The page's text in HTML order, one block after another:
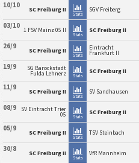
10/10 SC Freiburg II
Stats
SGV Freiberg
03/10 1 FSV Mainz 05 II
Stats
SC Freiburg II
26/9 SC Freiburg II
Stats
Eintracht
Frankfurt II
19/9 SG Barockstadt
Fulda Lehnerz Stats
SC Freiburg II
11/9 SC Freiburg II
Stats
SV Sandhausen
08/9 SV Eintracht Trier
05 Stats
SC Freiburg II
05/9 SC Freiburg II
Stats
TSV Steinbach
30/8 SC Freiburg II
Stats
VfR Mannheim